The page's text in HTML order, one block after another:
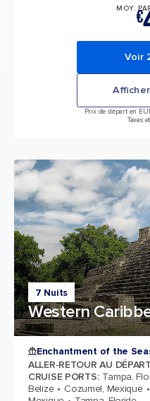
MOY.€
Voir
Prix de départ en
Taxes
7 Nuits
Western
Enchantment of the
ALLER-RETOUR AU
CRUISE PORTS: Tampa,
Belize
Cozumel, Mexique